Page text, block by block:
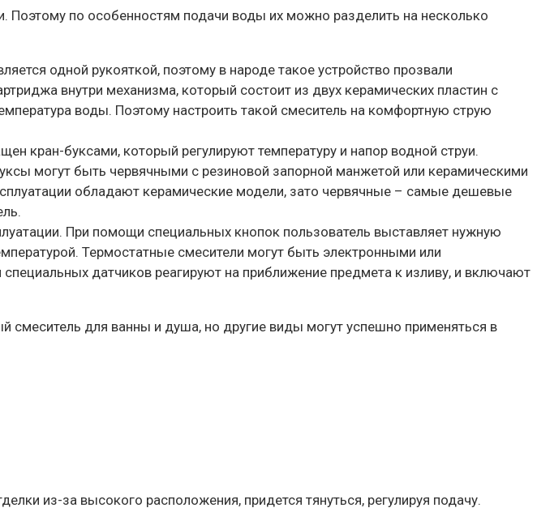
по особенностям подачи воды их можно разделить на несколько
одной рукояткой, поэтому в народе такое устройство прозвали
внутри механизма, который состоит из двух керамических пластин с
воды. Поэтому настроить такой смеситель на комфортную струю
кран-буксами, который регулируют температуру и напор водной струи.
могут быть червячными с резиновой запорной манжетой или керамическими
обладают керамические модели, зато червячные – самые дешевые
При помощи специальных кнопок пользователь выставляет нужную
Термостатные смесители могут быть электронными или
датчиков реагируют на приближение предмета к изливу, и включают
для ванны и душа, но другие виды могут успешно применяться в
из-за высокого расположения, придется тянуться, регулируя подачу.